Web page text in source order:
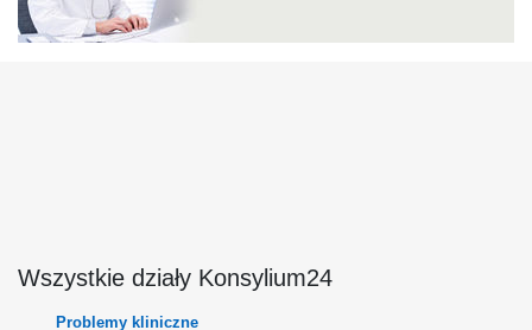
Wszystkie działy Konsylium24
Problemy kliniczne